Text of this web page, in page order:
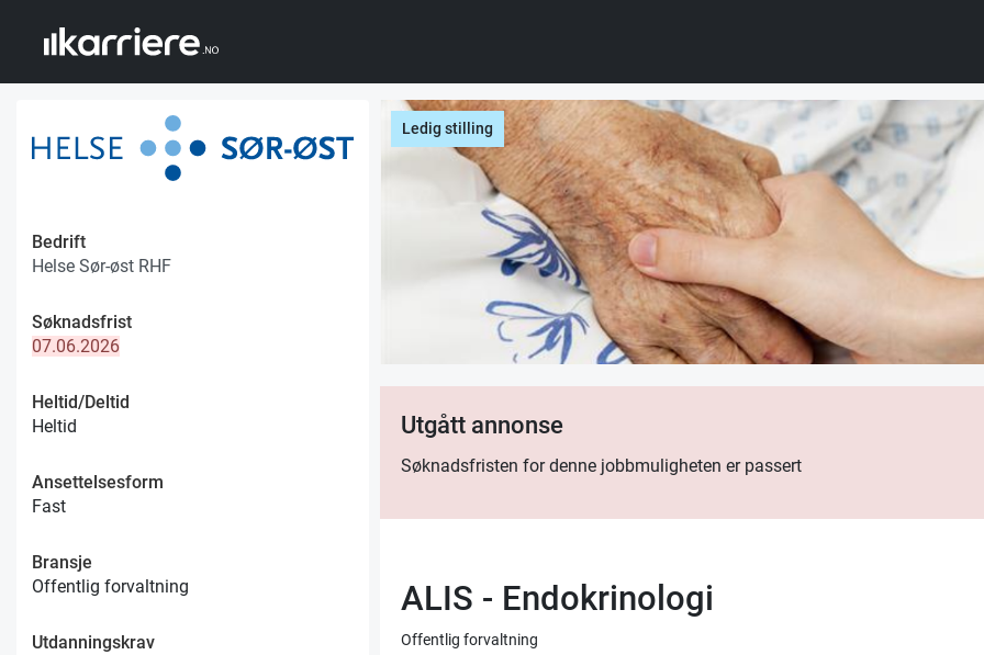
Bedrift
Helse Sør-øst RHF
Søknadsfrist
07.06.2026
Heltid/Deltid
Heltid
Ansettelsesform
Fast
Bransje
Offentlig forvaltning
Utdanningskrav
Ledig stilling
Utgått annonse
Søknadsfristen for denne jobbmuligheten er passert
ALIS - Endokrinologi
Offentlig forvaltning